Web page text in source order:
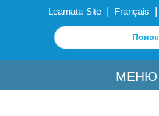
Learnata Site | Français |
МЕНЮ